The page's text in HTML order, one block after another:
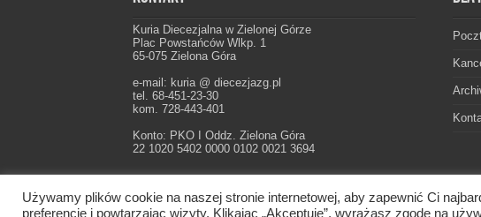
Kuria Diecezjalna w Zielonej Górze
Plac Powstańców Wlkp. 1
65-075 Zielona Góra
e-mail: kuria @ diecezjazg.pl
tel. 68-451-23-30
kom. 728-443-401
Konto: PKO I Oddz. Zielona Góra
22 1020 5402 0000 0102 0021 3694
Oficjalna strona Diecezji Zielonogórsko-Gorzowskiej. © 2026.
Używamy plików cookie na naszej stronie internetowej, aby zapewnić Ci
preferencje i powtarzając wizyty. Klikając „Akceptuję”, wyrażasz zgodę na